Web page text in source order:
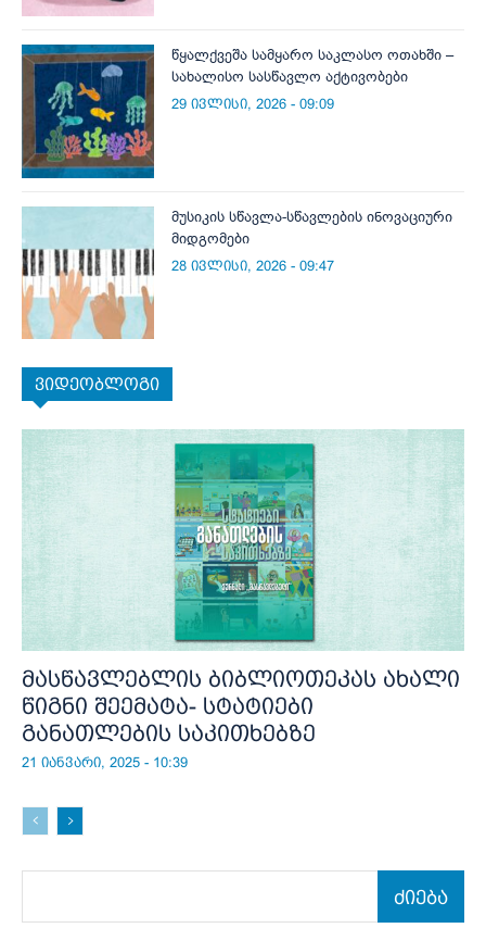
წყალქვეშა სამყარო საკლასო ოთახში –
სახალისო სასწავლო აქტივობები
29 ივლისი, 2026 - 09:09
მუსიკის სწავლა-სწავლების ინოვაციური
მიდგომები
28 ივლისი, 2026 - 09:47
ვიდეობლოგი
მასწავლებლის ბიბლიოთეკას ახალი
წიგნი შეემატა- სტატიები
განათლების საკითხებზე
21 იანვარი, 2025 - 10:39
ძიება